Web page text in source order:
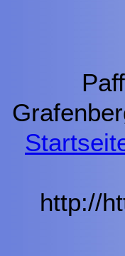
http://